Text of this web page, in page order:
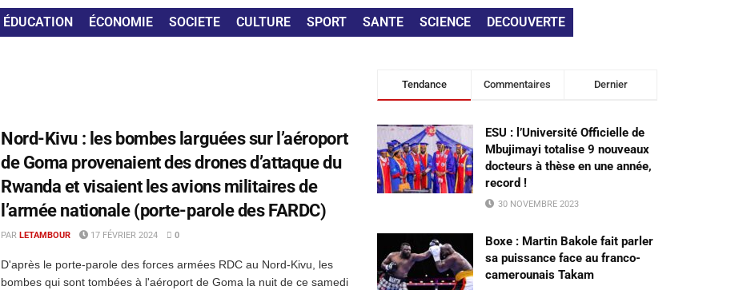
ÉDUCATION ÉCONOMIE SOCIETE CULTURE SPORT SANTE SCIENCE DECOUVERTE
Nord-Kivu : les bombes larguées sur l’aéroport
de Goma provenaient des drones d’attaque du
Rwanda et visaient les avions militaires de
l’armée nationale (porte-parole des FARDC)
PAR LETAMBOUR 17 FÉVRIER 2024 0
D'après le porte-parole des forces armées RDC au Nord-Kivu, les
bombes qui sont tombées à l'aéroport de Goma la nuit de ce samedi
Tendance Commentaires Dernier
ESU : l’Université Officielle de
Mbujimayi totalise 9 nouveaux
docteurs à thèse en une année,
record !
30 NOVEMBRE 2023
Boxe : Martin Bakole fait parler
sa puissance face au franco-
camerounais Takam